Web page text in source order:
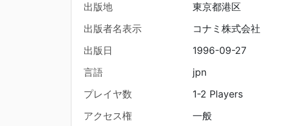
出版地
東京都港区
出版者名表示
コナミ株式会社
出版日
1996-09-27
言語
jpn
プレイヤ数
1-2 Players
アクセス権
一般